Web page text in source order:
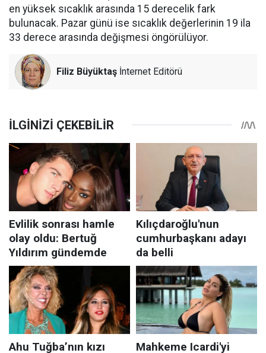
en yüksek sıcaklık arasında 15 derecelik fark
bulunacak. Pazar günü ise sıcaklık değerlerinin 19 ila
33 derece arasında değişmesi öngörülüyor.
Filiz Büyüktaş İnternet Editörü